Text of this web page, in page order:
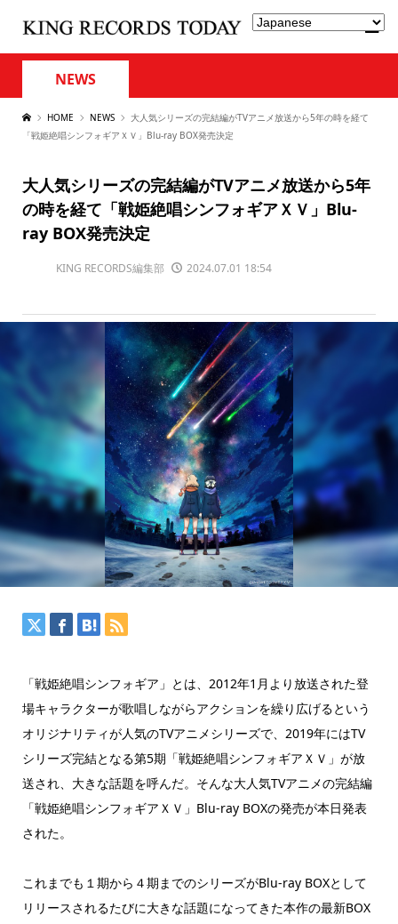
NEWS
HOME NEWS
大人気シリーズの完結編がTVアニメ放送から5年の時を経て
「戦姫絶唱シンフォギアＸＶ」Blu-ray BOX発売決定
大人気シリーズの完結編がTVアニメ放送から5年
の時を経て「戦姫絶唱シンフォギアＸＶ」Blu-
ray BOX発売決定
KING RECORDS編集部 2024.07.01 18:54
「戦姫絶唱シンフォギア」とは、2012年1月より放送された登
場キャラクターが歌唱しながらアクションを繰り広げるという
オリジナリティが人気のTVアニメシリーズで、2019年にはTV
シリーズ完結となる第5期「戦姫絶唱シンフォギアＸＶ」が放
送され、大きな話題を呼んだ。そんな大人気TVアニメの完結編
「戦姫絶唱シンフォギアＸＶ」Blu-ray BOXの発売が本日発表
された。
これまでも１期から４期までのシリーズがBlu-ray BOXとして
リリースされるたびに大きな話題になってきた本作の最新BOX